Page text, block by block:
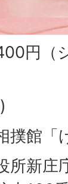
円（
撲館
所新